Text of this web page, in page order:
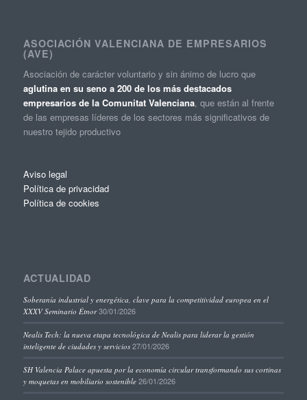
ASOCIACIÓN VALENCIANA DE EMPRESARIOS
(AVE)
Asociación de carácter voluntario y sin ánimo de lucro que
aglutina en su seno a 200 de los más destacados
empresarios de la Comunitat Valenciana, que están al frente
de las empresas líderes de los sectores más significativos de
nuestro tejido productivo
Aviso legal
Política de privacidad
Política de cookies
ACTUALIDAD
Soberanía industrial y energética, clave para la competitividad europea en el
XXXV Seminario Étnor 30/01/2026
Nealis Tech: la nueva etapa tecnológica de Nealis para liderar la gestión
inteligente de ciudades y servicios 27/01/2026
SH Valencia Palace apuesta por la economía circular transformando sus cortinas
y moquetas en mobiliario sostenible 26/01/2026